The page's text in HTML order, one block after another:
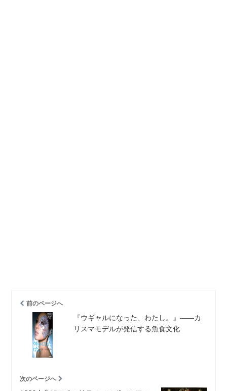
前のページへ
『ウギャルになった、わたし。』――カ
リスマモデルが発信する魚食文化
次のページへ